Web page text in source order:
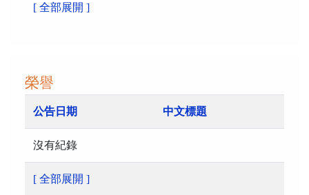
[ 全部展開 ]
榮譽
公告日期 中文標題
沒有紀錄
[ 全部展開 ]